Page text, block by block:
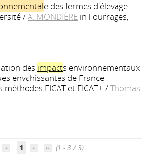
e des fermes d'élevage
/A. MONDIÈRE in Fourrages,
des impacts environnementaux
envahissantes de France
méthodes EICAT et EICAT+ /Thomas
1 (1 - 3 / 3)